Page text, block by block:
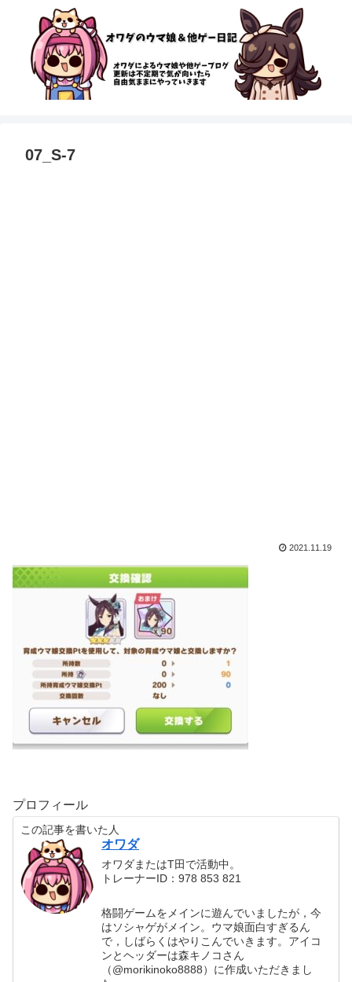
07_S-7
2021.11.19
プロフィール
この記事を書いた人
オワダ
オワダまたはT田で活動中。
トレーナーID：978 853 821
格闘ゲームをメインに遊んでいましたが，今
はソシャゲがメイン。ウマ娘面白すぎるん
で，しばらくはやりこんでいきます。アイコ
ンとヘッダーは森キノコさん
（@morikinoko8888）に作成いただきまし